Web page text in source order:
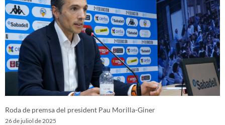
Roda de premsa del president Pau Morilla-Giner
26 de juliol de 2025